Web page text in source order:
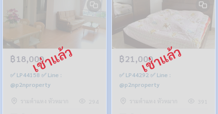
฿18,000
✅ LP44158 ✅ Line :
@p2nproperty
รามคำแหง หัวหมาก 294
฿21,000
✅ LP44292 ✅ Line :
@p2nproperty
รามคำแหง หัวหมาก 391